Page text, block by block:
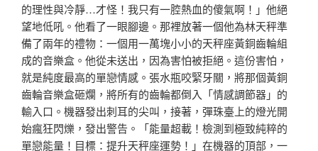
的理性與冷靜…才怪！我只有一腔熱血的傻氣啊！」他絕
望地低吼。他看了一眼腳邊。那裡放著一個他為林天秤準
備了兩年的禮物：一個用一萬塊小小的天秤座黃銅齒輪組
成的音樂盒。他從未送出，因為害怕被拒絕。這份害怕，
就是純度最高的單戀情感。張水瓶咬緊牙關，將那個黃銅
齒輪音樂盒砸爛，將所有的齒輪都倒入「情感調節器」的
輸入口。機器發出刺耳的尖叫，接著，彈珠臺上的燈光開
始瘋狂閃爍，發出警告。「能量超載！檢測到極致純粹的
單戀能量！目標：提升天秤座運勢！」在機器的頂部，一